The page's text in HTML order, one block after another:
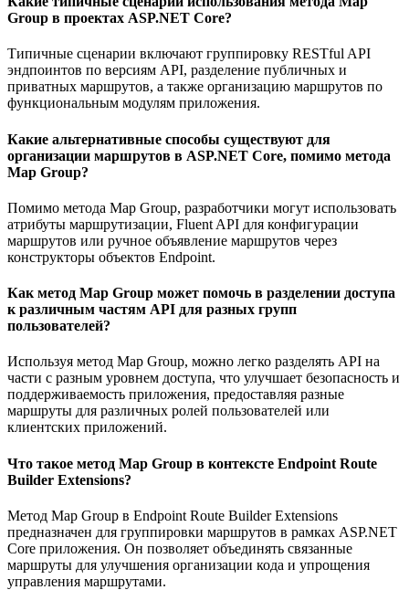
Group в проектах ASP.NET Core?
Типичные сценарии включают группировку RESTful API
эндпоинтов по версиям API, разделение публичных и
приватных маршрутов, а также организацию маршрутов по
функциональным модулям приложения.
Какие альтернативные способы существуют для
организации маршрутов в ASP.NET Core, помимо метода
Map Group?
Помимо метода Map Group, разработчики могут использовать
атрибуты маршрутизации, Fluent API для конфигурации
маршрутов или ручное объявление маршрутов через
конструкторы объектов Endpoint.
Как метод Map Group может помочь в разделении доступа
к различным частям API для разных групп
пользователей?
Используя метод Map Group, можно легко разделять API на
части с разным уровнем доступа, что улучшает безопасность и
поддерживаемость приложения, предоставляя разные
маршруты для различных ролей пользователей или
клиентских приложений.
Что такое метод Map Group в контексте Endpoint Route
Builder Extensions?
Метод Map Group в Endpoint Route Builder Extensions
предназначен для группировки маршрутов в рамках ASP.NET
Core приложения. Он позволяет объединять связанные
маршруты для улучшения организации кода и упрощения
управления маршрутами.